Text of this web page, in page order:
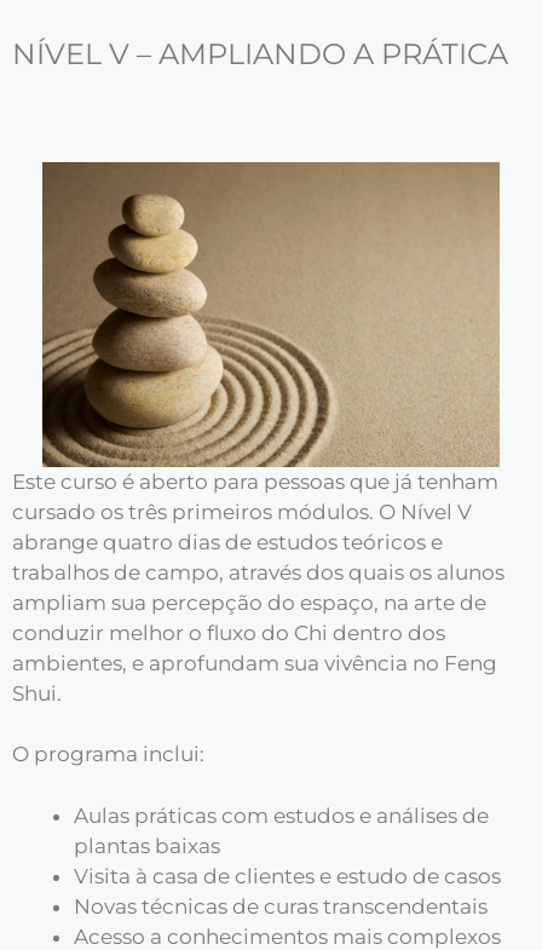
NÍVEL V – AMPLIANDO A PRÁTICA
Este curso é aberto para pessoas que já tenham
cursado os três primeiros módulos. O Nível V
abrange quatro dias de estudos teóricos e
trabalhos de campo, através dos quais os alunos
ampliam sua percepção do espaço, na arte de
conduzir melhor o fluxo do Chi dentro dos
ambientes, e aprofundam sua vivência no Feng
Shui.
O programa inclui:
Aulas práticas com estudos e análises de
plantas baixas
Visita à casa de clientes e estudo de casos
Novas técnicas de curas transcendentais
Acesso a conhecimentos mais complexos